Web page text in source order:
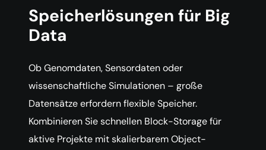
Speicherlösungen für Big
Data
Ob Genomdaten, Sensordaten oder
wissenschaftliche Simulationen – große
Datensätze erfordern flexible Speicher.
Kombinieren Sie schnellen Block-Storage für
aktive Projekte mit skalierbarem Object-